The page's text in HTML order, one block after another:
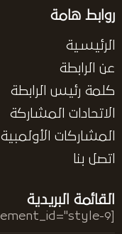
روابط هامة
الرئيسية
عن الرابطة
كلمة رئيس الرابطة
الاتحادات المشاركة
المشاركات الأولمبية
اتصل بنا
القائمة البريدية